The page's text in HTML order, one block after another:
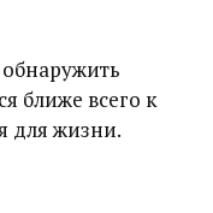
ближе всего к
для жизни.